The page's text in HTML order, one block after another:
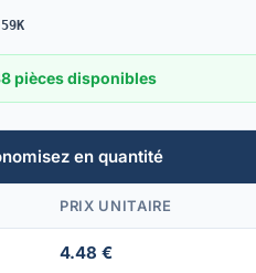
pièces disponibles
en quantité
PRIX UNITAIRE
4.48 €